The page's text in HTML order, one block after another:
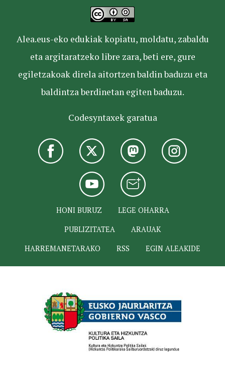
Alea.eus-eko edukiak kopiatu, moldatu, zabaldu
eta argitaratzeko libre zara, beti ere, gure
egiletzakoak direla aitortzen baldin baduzu eta
baldintza berdinetan egiten baduzu.
Codesyntaxek garatua
HONI BURUZ
LEGE OHARRA
PUBLIZITATEA
ARAUAK
HARREMANETARAKO
RSS EGIN ALEAKIDE